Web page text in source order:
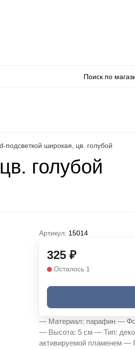
Поиск по
подсветкой широкая, цв. голубой
голубой
Артикул: 15014
325 ₽
Осталось 1
— Материал: парафин —
— Высота: 5 см — Тип:
активируемой пламенем —